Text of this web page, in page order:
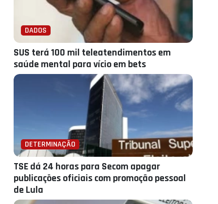
DADOS
SUS terá 100 mil teleatendimentos em
saúde mental para vício em bets
DETERMINAÇÃO
TSE dá 24 horas para Secom apagar
publicações oficiais com promoção pessoal
de Lula